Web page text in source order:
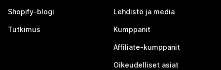
Shopify-blogi
Tutkimus
Lehdistö ja media
Kumppanit
Affiliate-kumppanit
Oikeudelliset asiat